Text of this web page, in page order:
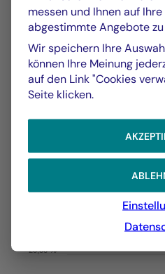
GRAFIK TABELLE
Grafik
Wertentwicklung
Chart with 141 data points.
Les chiffres cités se
The chart has 1 X axis
The chart has 1 Y axis
20,00 %
31/12/2025
messen und Ihnen auf
abgestimmte Angebote
Wir speichern Ihre
können Ihre Meinung
auf den Link "Cookies
Seite klicken.